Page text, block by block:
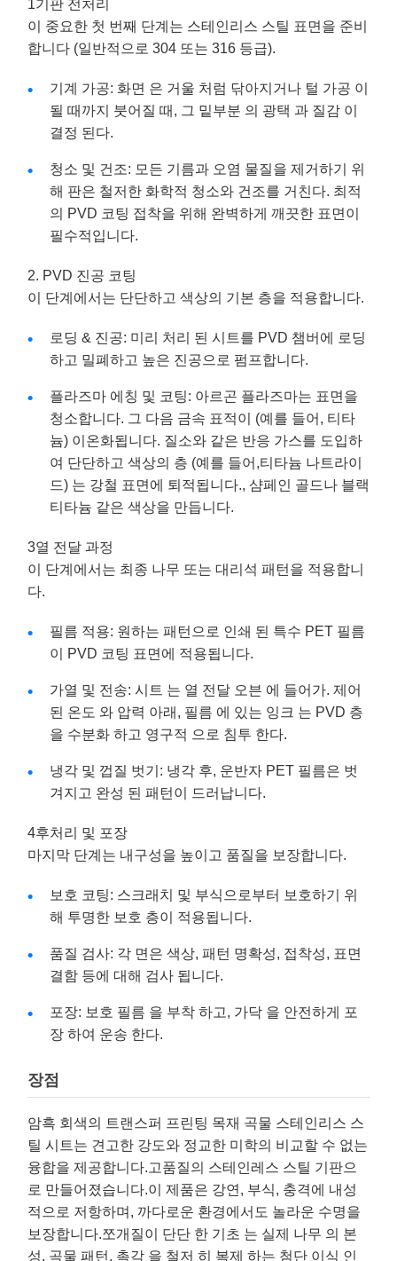
1기판 전처리
이 중요한 첫 번째 단계는 스테인리스 스틸 표면을 준비
합니다 (일반적으로 304 또는 316 등급).
기계 가공: 화면 은 거울 처럼 닦아지거나 털 가공 이
될 때까지 붓어질 때, 그 밑부분 의 광택 과 질감 이
결정 된다.
청소 및 건조: 모든 기름과 오염 물질을 제거하기 위
해 판은 철저한 화학적 청소와 건조를 거친다. 최적
의 PVD 코팅 접착을 위해 완벽하게 깨끗한 표면이
필수적입니다.
2. PVD 진공 코팅
이 단계에서는 단단하고 색상의 기본 층을 적용합니다.
로딩 & 진공: 미리 처리 된 시트를 PVD 챔버에 로딩
하고 밀폐하고 높은 진공으로 펌프합니다.
플라즈마 에칭 및 코팅: 아르곤 플라즈마는 표면을
청소합니다. 그 다음 금속 표적이 (예를 들어, 티타
늄) 이온화됩니다. 질소와 같은 반응 가스를 도입하
여 단단하고 색상의 층 (예를 들어,티타늄 나트라이
드) 는 강철 표면에 퇴적됩니다., 샴페인 골드나 블랙
티타늄 같은 색상을 만듭니다.
3열 전달 과정
이 단계에서는 최종 나무 또는 대리석 패턴을 적용합니
다.
필름 적용: 원하는 패턴으로 인쇄 된 특수 PET 필름
이 PVD 코팅 표면에 적용됩니다.
가열 및 전송: 시트 는 열 전달 오븐 에 들어가. 제어
된 온도 와 압력 아래, 필름 에 있는 잉크 는 PVD 층
을 수분화 하고 영구적 으로 침투 한다.
냉각 및 껍질 벗기: 냉각 후, 운반자 PET 필름은 벗
겨지고 완성 된 패턴이 드러납니다.
4후처리 및 포장
마지막 단계는 내구성을 높이고 품질을 보장합니다.
보호 코팅: 스크래치 및 부식으로부터 보호하기 위
해 투명한 보호 층이 적용됩니다.
품질 검사: 각 면은 색상, 패턴 명확성, 접착성, 표면
결함 등에 대해 검사 됩니다.
포장: 보호 필름 을 부착 하고, 가닥 을 안전하게 포
장 하여 운송 한다.
장점
암흑 회색의 트랜스퍼 프린팅 목재 곡물 스테인리스 스
틸 시트는 견고한 강도와 정교한 미학의 비교할 수 없는
융합을 제공합니다.고품질의 스테인레스 스틸 기판으
로 만들어졌습니다.이 제품은 강연, 부식, 충격에 내성
적으로 저항하며, 까다로운 환경에서도 놀라운 수명을
보장합니다.쪼개질이 단단 한 기초 는 실제 나무 의 본
성, 곡물 패턴, 촉각 을 철저 히 복제 하는 첨단 이식 인